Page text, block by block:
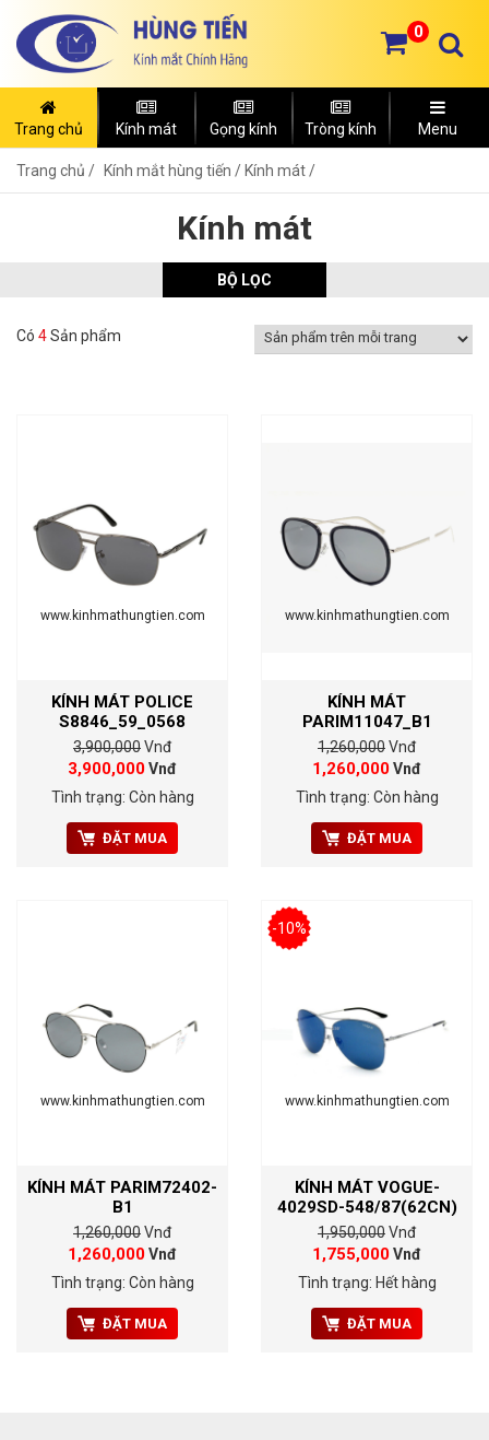
0
Trang chủ Kính mát Gọng kính Tròng kính Menu
Trang chủ Kính mắt hùng tiến / Kính mát /
Kính mát
BỘ LỌC
Có 4Sản phẩm
www.kinhmathungtien.com
KÍNH MÁT POLICE
S8846_59_0568
3,900,000Vnđ
3,900,000Vnđ
Tình trạng: Còn hàng
ĐẶT MUA
www.kinhmathungtien.com
KÍNH MÁT
PARIM11047_B1
1,260,000Vnđ
1,260,000Vnđ
Tình trạng: Còn hàng
ĐẶT MUA
www.kinhmathungtien.com
KÍNH MÁT PARIM72402-
B1
1,260,000Vnđ
1,260,000Vnđ
Tình trạng: Còn hàng
ĐẶT MUA
www.kinhmathungtien.com
-10%
KÍNH MÁT VOGUE-
4029SD-548/87(62CN)
1,950,000Vnđ
1,755,000Vnđ
Tình trạng: Hết hàng
ĐẶT MUA